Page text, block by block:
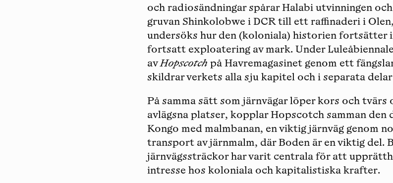
och radiosändningar spårar Halabi utvinningen
gruvan Shinkolobwe i DCR till ett raffinaderi i
undersöks hur den (koloniala) historien fortsätter
fortsatt exploatering av mark. Under
avHopscotch på Havremagasinet genom ett
skildrar verkets alla sju kapitel och i separata
På samma sätt som järnvägar löper kors och tvärs
avlägsna platser, kopplar Hopscotch samman
Kongo med malmbanan, en viktig järnväg genom
transport av järnmalm, där Boden är en viktig del.
järnvägssträckor har varit centrala för att
intresse hos koloniala och kapitalistiska krafter.